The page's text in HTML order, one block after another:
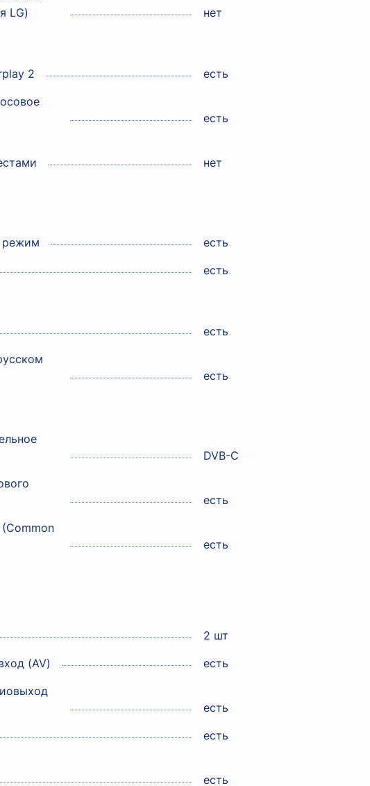
LG)
нет
2
есть
есть
нет
режим
есть
есть
есть
есть
DVB-C
есть
есть
2 шт
(AV) есть
есть
есть
есть